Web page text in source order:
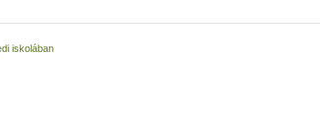
iskolában